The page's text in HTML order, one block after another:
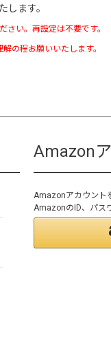
します。
い。再設定は不要です。
の程お願いいたします。
Amazon
Amazonアカウント
AmazonのID、パス